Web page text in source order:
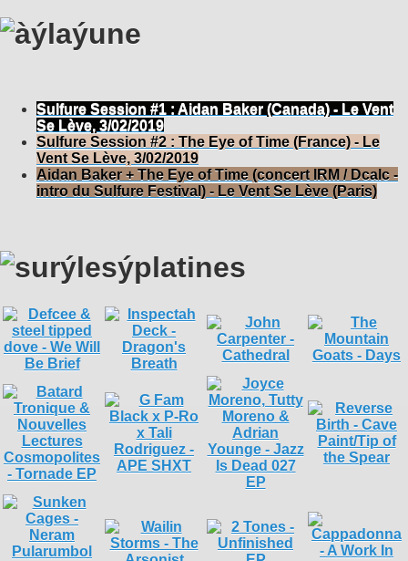
Sulfure Session #1 : Aidan Baker (Canada) - Le Vent
Se Lève, 3/02/2019
Sulfure Session #2 : The Eye of Time (France) - Le
Vent Se Lève, 3/02/2019
Aidan Baker + The Eye of Time (concert IRM / Dcalc -
intro du Sulfure Festival) - Le Vent Se Lève (Paris)